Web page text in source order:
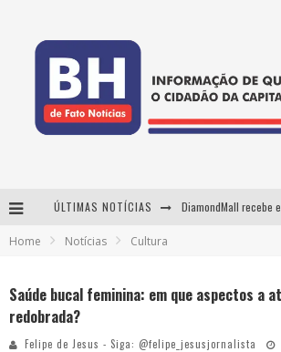
ÚLTIMAS NOTÍCIAS
Home Notícias Cultura
Saúde bucal feminina: em que aspectos a
redobrada?
Felipe de Jesus - Siga: @felipe_jesusjornalista